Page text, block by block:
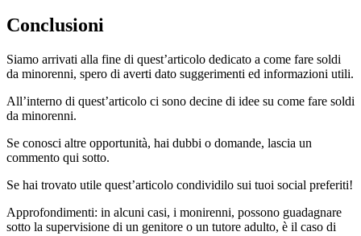
Conclusioni
Siamo arrivati alla fine di quest’articolo dedicato a come fare soldi
da minorenni, spero di averti dato suggerimenti ed informazioni utili.
All’interno di quest’articolo ci sono decine di idee su come fare soldi
da minorenni.
Se conosci altre opportunità, hai dubbi o domande, lascia un
commento qui sotto.
Se hai trovato utile quest’articolo condividilo sui tuoi social preferiti!
Approfondimenti: in alcuni casi, i monirenni, possono guadagnare
sotto la supervisione di un genitore o un tutore adulto, è il caso di